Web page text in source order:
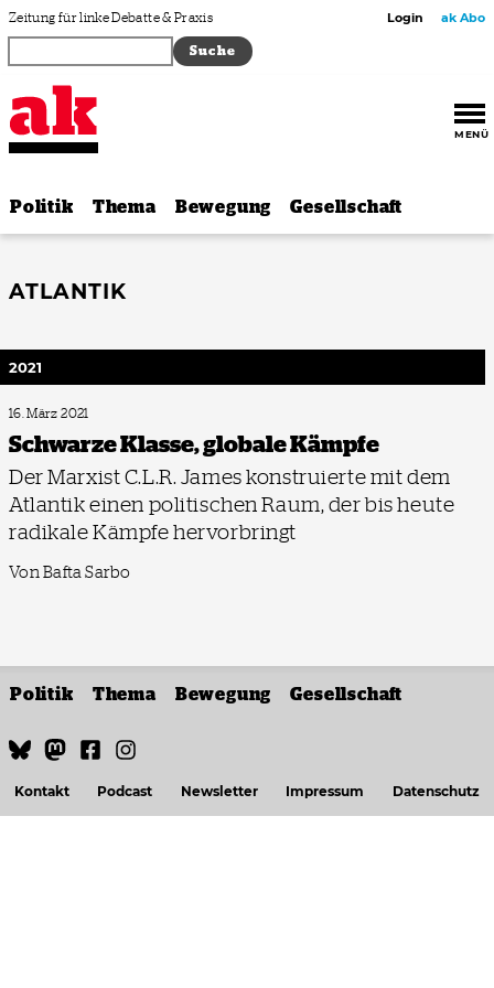
Zum Inhalt springen
Zeitung für linke Debatte & Praxis Login ak Abo
MENÜ
Politik Thema Bewegung Gesellschaft
ATLANTIK
2021
16. März 2021
Schwarze Klasse, globale Kämpfe
Der Marxist C.L.R. James konstruierte mit dem
Atlantik einen politischen Raum, der bis heute
radikale Kämpfe hervorbringt
Von Bafta Sarbo
Politik Thema Bewegung Gesellschaft
Kontakt Podcast Newsletter Impressum Datenschutz